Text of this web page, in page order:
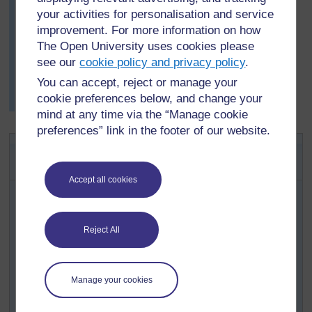
your activities for personalisation and service
improvement. For more information on how
The Open University uses cookies please
see ourcookie policy and privacy policy.
You can accept, reject or manage your
cookie preferences below, and change your
mind at any time via the “Manage cookie
preferences” link in the footer of our website.
Accept all cookies
Reject All
Manage your cookies
nyumbani na kucheza na yeyote huko kwa siku
zilizobakia kumaliza juma.
Mwishoni mwa wiki, Mwalimu Jundu aliwauliza
wanafunzi darasani wenzao huko nyumbani
wameuonaje mchezo huo. Wengi walisema kuwa
wazazi wao na babu /bibi zao waliucheza mchezo huo
kama watoto.
mchezo wa kiutamaduni wa namba
Kabla hujaanza, hakikish a unafahamu kanuni za
mabango/mbao za kutosha na mbegu/maharage 48kwa
kila kundi.
ubao na mbegu/harage 48.
Kitake kila kikundi kubainisha wanafunzi wawili wa